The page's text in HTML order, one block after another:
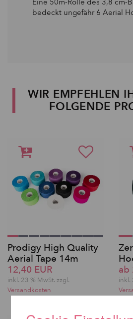
bedeckt ungefähr 6 Aerial
WIR EMPFEHLEN
FOLGENDE
Prodigy High Quality
Aerial Tape 14m
12,40 EUR
inkl. 23 % MwSt. zzgl.
Versandkosten
ab
inkl.